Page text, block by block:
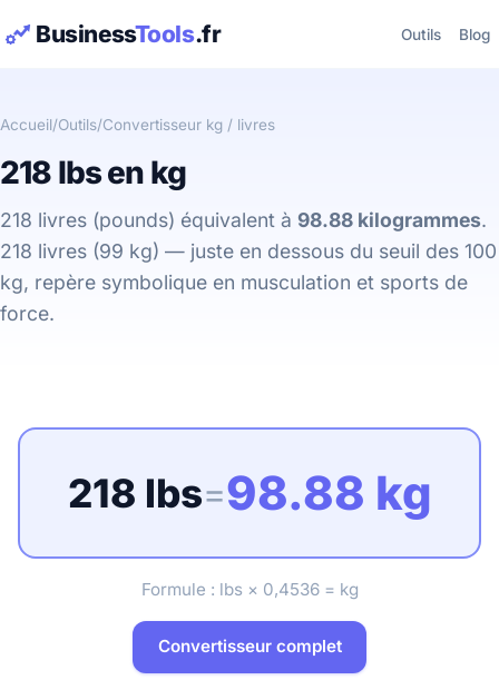
BusinessTools.fr Outils Blog
Accueil/Outils/Convertisseur kg / livres
218 lbs en kg
218 livres (pounds) équivalent à 98.88 kilogrammes.
218 livres (99 kg) — juste en dessous du seuil des 100
kg, repère symbolique en musculation et sports de
force.
218 lbs=98.88 kg
Formule : lbs × 0,4536 = kg
Convertisseur complet